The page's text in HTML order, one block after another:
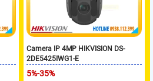
Camera IP 4MP HIKVISION DS-
2DE5425IWG1-E
5%-35%